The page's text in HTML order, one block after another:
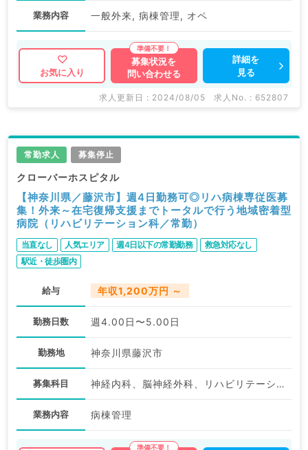
業務内容 一般外来, 病棟管理, オペ
お気に入り
募集状況を
問い合わせる
詳細を
見る
求人更新日 : 2024/08/05 求人No. : 652807
常勤求人 募集停止
クローバーホスピタル
【神奈川県／藤沢市】週4日勤務可◎リハ病棟専従医募
集！外来～在宅復帰支援までトータルで行う地域密着型
病院（リハビリテーション科／常勤）
当直なし 人気エリア 週4日以下の常勤勤務
救急対応なし
駅近・徒歩圏内
給与 年収1,200万円 ～
勤務日数 週4.00日〜5.00日
勤務地 神奈川県藤沢市
募集科目 神経内科、脳神経外科、リハビリテーション科
業務内容 病棟管理